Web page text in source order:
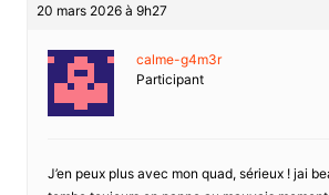
20 mars 2026 à 9h27
calme-g4m3r
Participant
J’en peux plus avec mon quad, sérieux ! jai